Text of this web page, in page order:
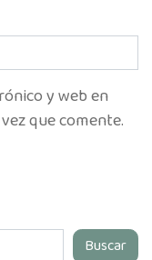
y web en
que comente.
Buscar